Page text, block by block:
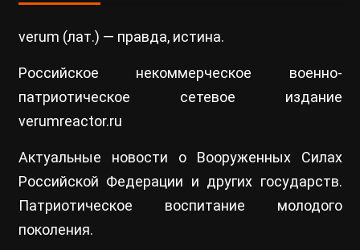
verum (лат.) — правда, истина.
Российское некоммерческое военно-
патриотическое сетевое издание
verumreactor.ru
Актуальные новости о Вооруженных Силах
Российской Федерации и других государств.
Патриотическое воспитание молодого
поколения.